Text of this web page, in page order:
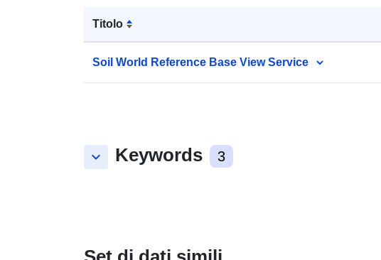
Titolo
Soil World Reference Base View Service
keyboard_arrow_down Keywords 3